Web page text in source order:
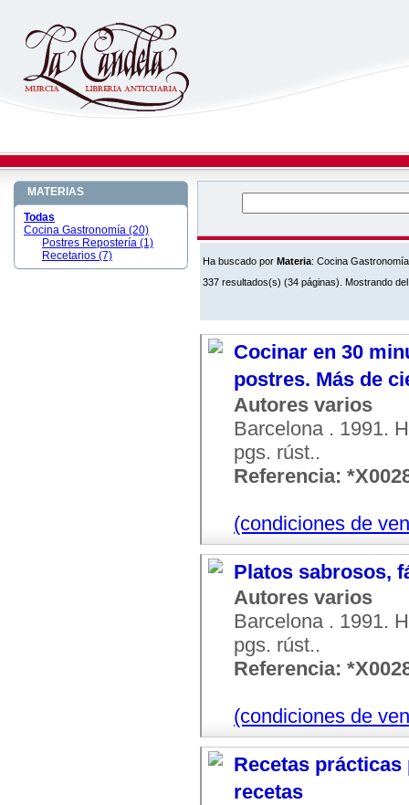
MATERIAS
Todas
Cocina Gastronomía (20)
Postres Repostería (1)
Recetarios (7)
Ha buscado por Materia: Cocina Gastronomía
337 resultados(s) (34 páginas). Mostrando
Cocinar en 30
postres. Más de
Autores varios
Barcelona . 1991.
pgs. rúst..
Referencia:
(condiciones de
Platos sabrosos,
Autores varios
Barcelona . 1991.
pgs. rúst..
Referencia:
(condiciones de
Recetas
recetas